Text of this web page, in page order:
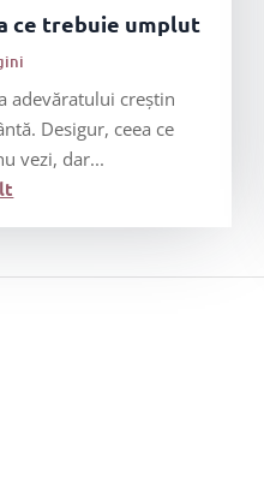
ce trebuie umplut
adevăratului creștin
Desigur, ceea ce
vezi, dar...